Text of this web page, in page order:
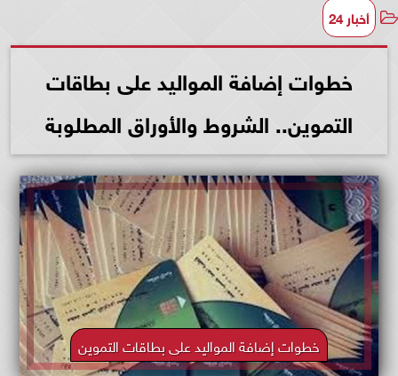
أخبار 24
خطوات إضافة المواليد على بطاقات
التموين.. الشروط والأوراق المطلوبة
خطوات إضافة المواليد على بطاقات التموين